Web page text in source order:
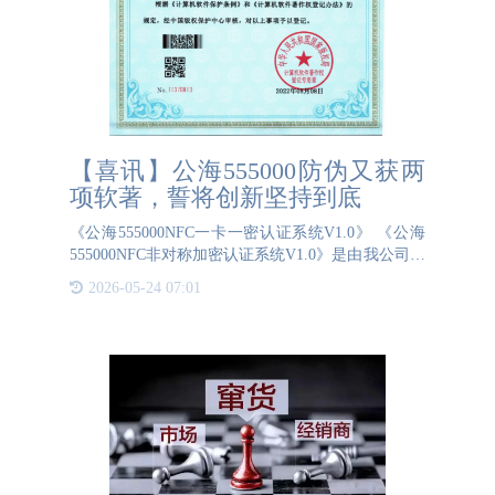
【喜讯】公海555000防伪又获两
项软著，誓将创新坚持到底
《公海555000NFC一卡一密认证系统V1.0》 《公海
555000NFC非对称加密认证系统V1.0》是由我公司新
自主开发完成的两件软件，8月8日通过国家版权局最
终审查，获得计算机软件著作权登记证书。截止发稿
2026-05-24 07:01